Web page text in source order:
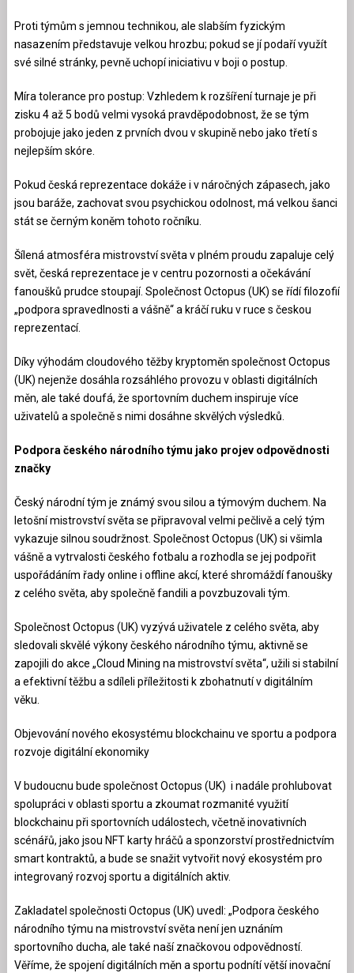
Proti týmům s jemnou technikou, ale slabším fyzickým
nasazením představuje velkou hrozbu; pokud se jí podaří využít
své silné stránky, pevně uchopí iniciativu v boji o postup.
Míra tolerance pro postup: Vzhledem k rozšíření turnaje je při
zisku 4 až 5 bodů velmi vysoká pravděpodobnost, že se tým
probojuje jako jeden z prvních dvou v skupině nebo jako třetí s
nejlepším skóre.
Pokud česká reprezentace dokáže i v náročných zápasech, jako
jsou baráže, zachovat svou psychickou odolnost, má velkou šanci
stát se černým koněm tohoto ročníku.
Šílená atmosféra mistrovství světa v plném proudu zapaluje celý
svět, česká reprezentace je v centru pozornosti a očekávání
fanoušků prudce stoupají. Společnost Octopus (UK) se řídí filozofií
„podpora spravedlnosti a vášně“ a kráčí ruku v ruce s českou
reprezentací.
Díky výhodám cloudového těžby kryptoměn společnost Octopus
(UK) nejenže dosáhla rozsáhlého provozu v oblasti digitálních
měn, ale také doufá, že sportovním duchem inspiruje více
uživatelů a společně s nimi dosáhne skvělých výsledků.
Podpora českého národního týmu jako projev odpovědnosti
značky
Český národní tým je známý svou silou a týmovým duchem. Na
letošní mistrovství světa se připravoval velmi pečlivě a celý tým
vykazuje silnou soudržnost. Společnost Octopus (UK) si všimla
vášně a vytrvalosti českého fotbalu a rozhodla se jej podpořit
uspořádáním řady online i offline akcí, které shromáždí fanoušky
z celého světa, aby společně fandili a povzbuzovali tým.
Společnost Octopus (UK) vyzývá uživatele z celého světa, aby
sledovali skvělé výkony českého národního týmu, aktivně se
zapojili do akce „Cloud Mining na mistrovství světa“, užili si stabilní
a efektivní těžbu a sdíleli příležitosti k zbohatnutí v digitálním
věku.
Objevování nového ekosystému blockchainu ve sportu a podpora
rozvoje digitální ekonomiky
V budoucnu bude společnost Octopus (UK) i nadále prohlubovat
spolupráci v oblasti sportu a zkoumat rozmanité využití
blockchainu při sportovních událostech, včetně inovativních
scénářů, jako jsou NFT karty hráčů a sponzorství prostřednictvím
smart kontraktů, a bude se snažit vytvořit nový ekosystém pro
integrovaný rozvoj sportu a digitálních aktiv.
Zakladatel společnosti Octopus (UK) uvedl: „Podpora českého
národního týmu na mistrovství světa není jen uznáním
sportovního ducha, ale také naší značkovou odpovědností.
Věříme, že spojení digitálních měn a sportu podnítí větší inovační